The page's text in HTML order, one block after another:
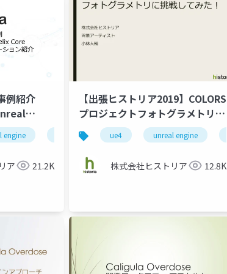
例紹介
ヒスト
ョン紹
engine historia unreal engine 4 helix core
ア 21.2K
【出張ヒストリア2019】COLORS
プロジェクトフォトグラメトリに
挑戦してみた！
ue4 unreal engine
株式会社ヒストリア 12.8K